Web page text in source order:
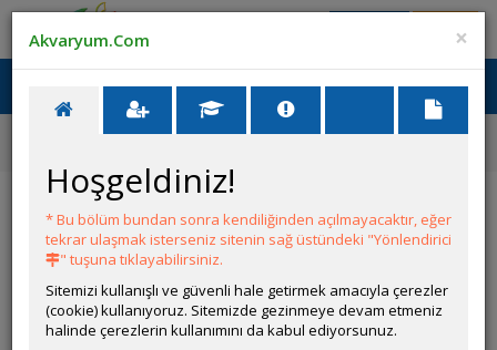
Ana Menü
Ana Sayfa
Tatlı Su Canlıları
Diğer Cichlidler
Paretroplus damii
×
Akvaryum.Com
Hoşgeldiniz!
* Bu bölüm bundan sonra kendiliğinden açılmayacaktır, eğer
tekrar ulaşmak isterseniz sitenin sağ üstündeki "Yönlendirici
" tuşuna tıklayabilirsiniz.
Sitemizi kullanışlı ve güvenli hale getirmek amacıyla çerezler
(cookie) kullanıyoruz. Sitemizde gezinmeye devam etmeniz
halinde çerezlerin kullanımını da kabul ediyorsunuz.